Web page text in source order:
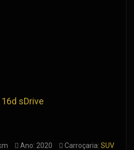
sDrive
Ano: 2020 Carroçaria: SUV